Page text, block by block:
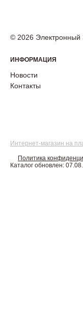
© 2026 Электронный
ИНФОРМАЦИЯ
Новости
Контакты
Интернет-магазин на
Политика
Каталог обновлен: